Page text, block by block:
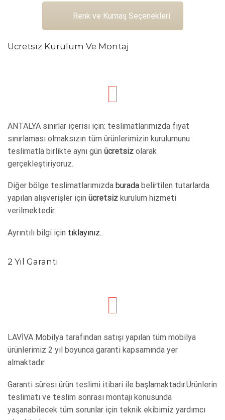
Renk ve Kumaş Seçenekleri
Ücretsiz Kurulum Ve Montaj
ANTALYA sınırlar içerisi için: teslimatlarımızda fiyat
sınırlaması olmaksızın tüm ürünlerimizin kurulumunu
teslimatla birlikte aynı gün ücretsiz olarak
gerçekleştiriyoruz.
Diğer bölge teslimatlarımızda burada belirtilen tutarlarda
yapılan alışverişler için ücretsiz kurulum hizmeti
verilmektedir.
Ayrıntılı bilgi için tıklayınız..
2 Yıl Garanti
LAVİVA Mobilya tarafından satışı yapılan tüm mobilya
ürünlerimiz 2 yıl boyunca garanti kapsamında yer
almaktadır.
Garanti süresi ürün teslimi itibari ile başlamaktadır.Ürünlerin
teslimatı ve teslim sonrası montajı konusunda
yaşanabilecek tüm sorunlar için teknik ekibimiz yardımcı